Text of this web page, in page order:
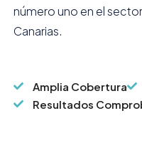
número uno en el
Canarias.
Amplia Cobertura
Resultados